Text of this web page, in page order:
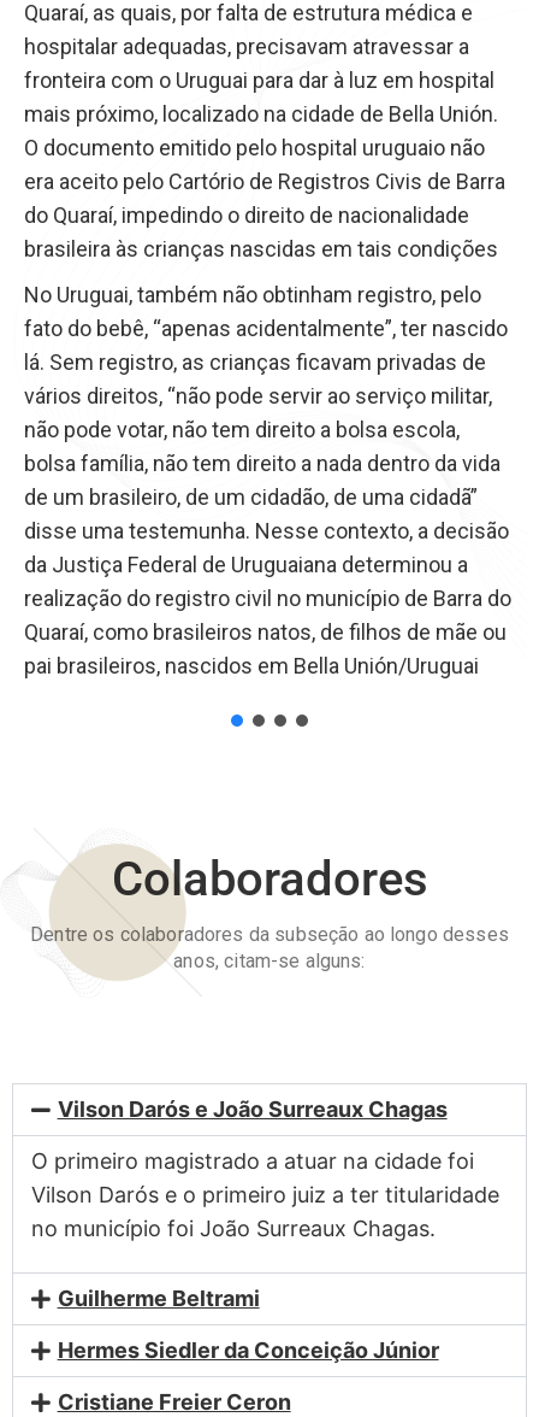
Quaraí, as quais, por falta de estrutura médica e
hospitalar adequadas, precisavam atravessar a
fronteira com o Uruguai para dar à luz em hospital
mais próximo, localizado na cidade de Bella Unión.
O documento emitido pelo hospital uruguaio não
era aceito pelo Cartório de Registros Civis de Barra
do Quaraí, impedindo o direito de nacionalidade
brasileira às crianças nascidas em tais condições
No Uruguai, também não obtinham registro, pelo
fato do bebê, “apenas acidentalmente”, ter nascido
lá. Sem registro, as crianças ficavam privadas de
vários direitos, “não pode servir ao serviço militar,
não pode votar, não tem direito a bolsa escola,
bolsa família, não tem direito a nada dentro da vida
de um brasileiro, de um cidadão, de uma cidadã”
disse uma testemunha. Nesse contexto, a decisão
da Justiça Federal de Uruguaiana determinou a
realização do registro civil no município de Barra do
Quaraí, como brasileiros natos, de filhos de mãe ou
pai brasileiros, nascidos em Bella Unión/Uruguai
Colaboradores
Dentre os colaboradores da subseção ao longo desses
anos, citam-se alguns:
Vilson Darós e João Surreaux Chagas
O primeiro magistrado a atuar na cidade foi
Vilson Darós e o primeiro juiz a ter titularidade
no município foi João Surreaux Chagas.
Guilherme Beltrami
Hermes Siedler da Conceição Júnior
Cristiane Freier Ceron